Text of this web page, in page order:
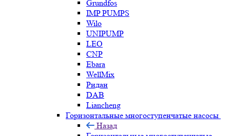
Grundfos
IMP PUMPS
Wilo
UNIPUMP
LEO
CNP
Ebara
WellMix
Ридан
DAB
Liancheng
Горизонтальные многоступенчатые насосы
Назад